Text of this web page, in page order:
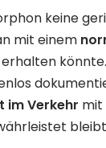
keine
mit einem
im Verkehr mit